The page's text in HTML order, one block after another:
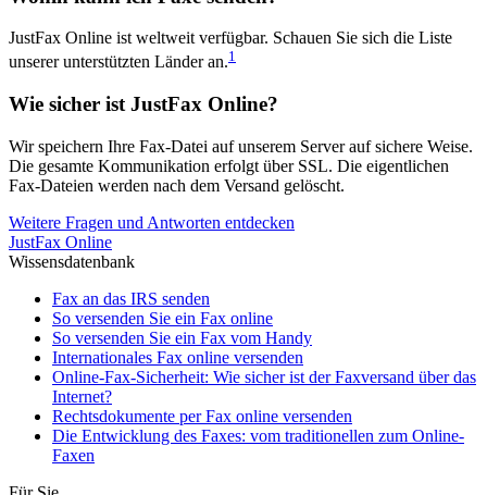
JustFax Online ist weltweit verfügbar. Schauen Sie sich die Liste
unserer unterstützten Länder an.1
Wie sicher ist JustFax Online?
Wir speichern Ihre Fax-Datei auf unserem Server auf sichere Weise.
Die gesamte Kommunikation erfolgt über SSL. Die eigentlichen
Fax-Dateien werden nach dem Versand gelöscht.
Weitere Fragen und Antworten entdecken
JustFax Online
Wissensdatenbank
Fax an das IRS senden
So versenden Sie ein Fax online
So versenden Sie ein Fax vom Handy
Internationales Fax online versenden
Online-Fax-Sicherheit: Wie sicher ist der Faxversand über das
Internet?
Rechtsdokumente per Fax online versenden
Die Entwicklung des Faxes: vom traditionellen zum Online-
Faxen